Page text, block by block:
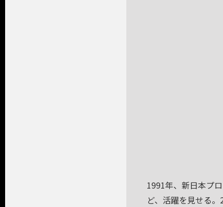
1991年、新日本プ
ど、活躍を見せる